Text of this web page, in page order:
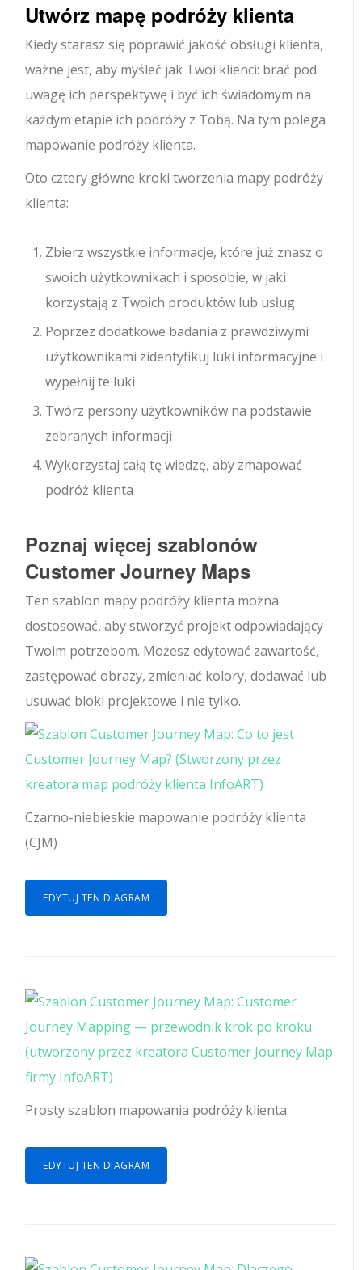
Utwórz mapę podróży klienta
Kiedy starasz się poprawić jakość obsługi klienta,
ważne jest, aby myśleć jak Twoi klienci: brać pod
uwagę ich perspektywę i być ich świadomym na
każdym etapie ich podróży z Tobą. Na tym polega
mapowanie podróży klienta.
Oto cztery główne kroki tworzenia mapy podróży
klienta:
Zbierz wszystkie informacje, które już znasz o
swoich użytkownikach i sposobie, w jaki
korzystają z Twoich produktów lub usług
Poprzez dodatkowe badania z prawdziwymi
użytkownikami zidentyfikuj luki informacyjne i
wypełnij te luki
Twórz persony użytkowników na podstawie
zebranych informacji
Wykorzystaj całą tę wiedzę, aby zmapować
podróż klienta
Poznaj więcej szablonów
Customer Journey Maps
Ten szablon mapy podróży klienta można
dostosować, aby stworzyć projekt odpowiadający
Twoim potrzebom. Możesz edytować zawartość,
zastępować obrazy, zmieniać kolory, dodawać lub
usuwać bloki projektowe i nie tylko.
Czarno-niebieskie mapowanie podróży klienta
(CJM)
EDYTUJ TEN DIAGRAM
Prosty szablon mapowania podróży klienta
EDYTUJ TEN DIAGRAM